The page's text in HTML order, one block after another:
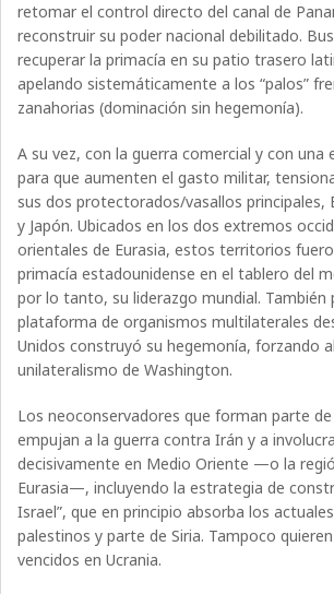
retomar el control directo del canal de
reconstruir su poder nacional debilitado.
recuperar la primacía en su patio trasero
apelando sistemáticamente a los “palos”
zanahorias (dominación sin hegemonía).
A su vez, con la guerra comercial y con una
para que aumenten el gasto militar,
sus dos protectorados/vasallos principales,
y Japón. Ubicados en los dos extremos
orientales de Eurasia, estos territorios
primacía estadounidense en el tablero del
por lo tanto, su liderazgo mundial. También
plataforma de organismos multilaterales
Unidos construyó su hegemonía, forzando
unilateralismo de Washington.
Los neoconservadores que forman parte
empujan a la guerra contra Irán y a
decisivamente en Medio Oriente —o la
Eurasia—, incluyendo la estrategia de
Israel”, que en principio absorba los
palestinos y parte de Siria. Tampoco
vencidos en Ucrania.